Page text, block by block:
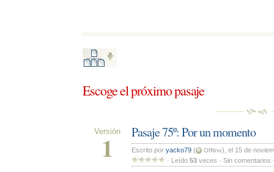
Escoge el próximo pasaje
Versión
1 Pasaje 75º: Por un momento
Escrito por yacko79 ( Offline), el 15 de
· Leído 53 veces · Sin comentarios